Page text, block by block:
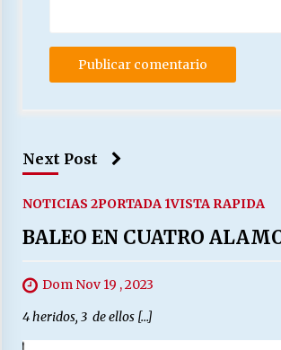
Next Post
NOTICIAS 2PORTADA 1VISTA RAPIDA
BALEO EN CUATRO
Dom Nov 19 , 2023
4 heridos, 3 de ellos […]